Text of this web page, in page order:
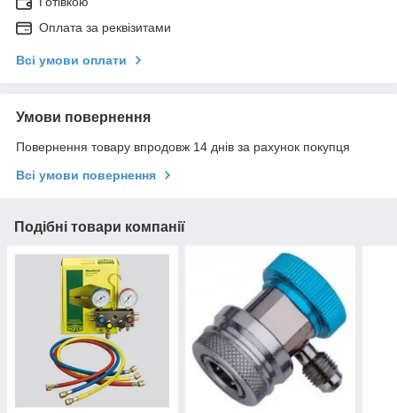
Оплата за реквізитами
Всі умови оплати
Умови повернення
Повернення товару впродовж 14 днів за рахунок покупця
Всі умови повернення
Подібні товари компанії